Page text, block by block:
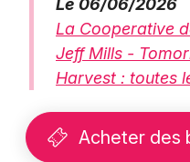
Le 06/06/2026
La Cooperative
Jeff Mills -
Harvest : toutes
Acheter des